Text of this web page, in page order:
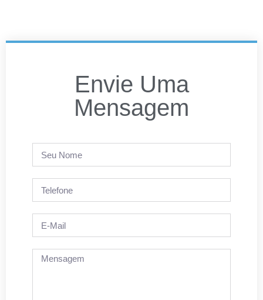
Envie Uma
Mensagem